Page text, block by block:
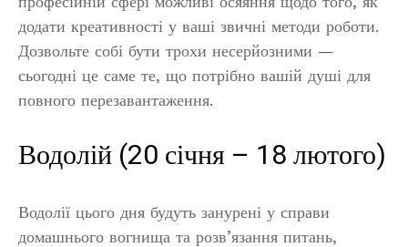
додати креативності у ваші звичні методи роботи.
Дозвольте собі бути трохи несерйозними —
сьогодні це саме те, що потрібно вашій душі для
повного перезавантаження.
Водолій (20 січня – 18 лютого)
Водолії цього дня будуть занурені у справи
домашнього вогнища та розв’язання питань,